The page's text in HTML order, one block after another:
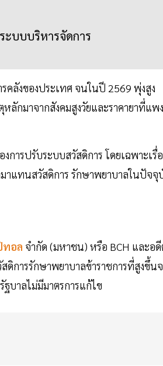
ะบบบริหารจัดการ
คลังของประเทศ จนในปี 2569 พุ่งสูง
ลักมาจากสังคมสูงวัยและราคายาที่แพง
ารปรับระบบสวัสดิการ โดยเฉพาะเรื่
าแทนสวัสดิการ รักษาพยาบาลในปัจจุ
ทอล จำกัด (มหาชน) หรือ BCH และอ
ดิการรักษาพยาบาลข้าราชการที่สูงขึ้น
าลไม่มีมาตรการแก้ไข